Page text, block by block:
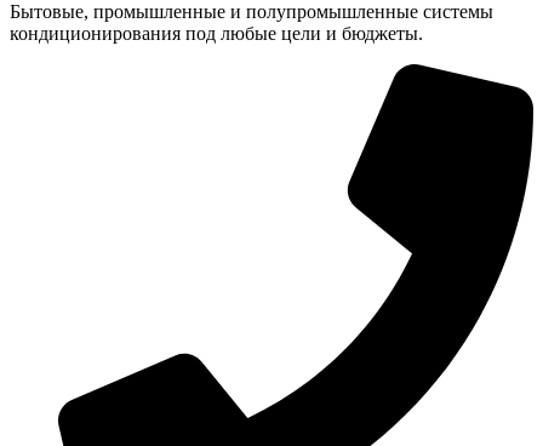
Бытовые, промышленные и полупромышленные системы
кондиционирования под любые цели и бюджеты.